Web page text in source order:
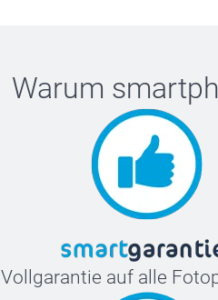
Warum
Vollgarantie auf alle